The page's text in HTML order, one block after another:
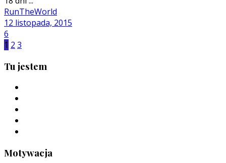
RunTheWorld
12 listopada, 2015
6
1 2 3
Tu jestem
Motywacja